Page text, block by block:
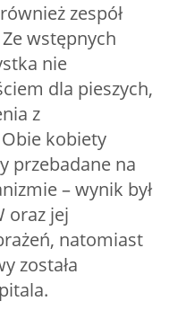
zespół
wstępnych
nie
dla pieszych,
z
kobiety
przebadane na
– wynik był
oraz jej
natomiast
została